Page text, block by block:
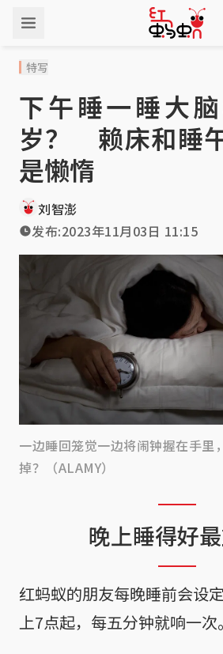
特写
下午睡一睡大
岁？ 赖床和睡
是懒惰
刘智澎
发布:2023年11月03日 11:15
一边睡回笼觉一边将闹钟握在手里
掉？（ALAMY）
晚上睡得好
红蚂蚁的朋友每晚睡前会设
上7点起，每五分钟就响一次。